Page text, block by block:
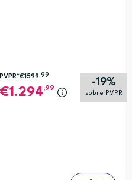
-19%
sobre PVPR
PVPR*€1599,99
1.294,99